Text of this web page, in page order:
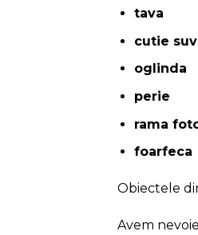
tava
cutie
oglinda
perie
rama
foarfeca
Obiectele
Avem